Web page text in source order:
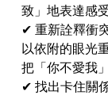
致」地表達感
✔ 重新詮釋衝
以依附的眼光
把「你不愛我
✔ 找出卡住關